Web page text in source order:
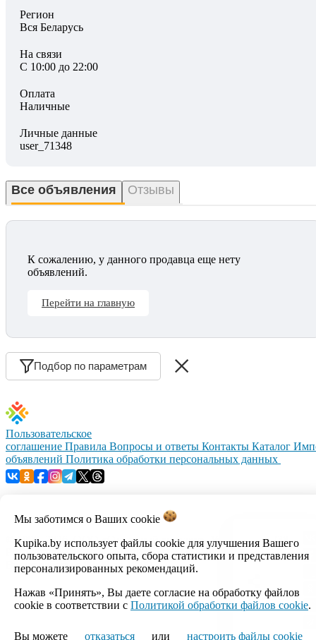
Регион
Вся Беларусь
На связи
С 10:00 до 22:00
Оплата
Наличные
Личные данные
user_71348
Все объявления Отзывы
К сожалению, у данного продавца еще нету
объявлений.
Перейти на главную
Подбор по параметрам
Мы заботимся о Ваших cookie
Kupika.by использует файлы cookie для улучшения Вашего
пользовательского опыта, сбора статистики и представления
персонализированных рекомендаций.
Нажав «Принять», Вы даете согласие на обработку файлов
cookie в соответствии с Политикой обработки файлов cookie.
Вы можете отказаться или настроить файлы cookie
Пользовательское
соглашение Правила Вопросы и ответы Контакты Каталог
объявлений Политика обработки персональных данных
© 1999–2026, ООО «Открытый контакт». УНП 100008738.
Республика Беларусь, г.Минск, ул.Кальварийская, 17-518.
Время работы с 09:00 до 18:00.
Настройка cookie